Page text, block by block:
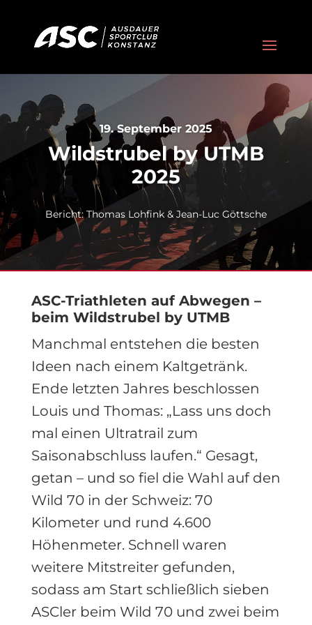
19. September 2025
Wildstrubel by UTMB
2025
Bericht: Thomas Lohfink & Jean-Luc Göttsche
ASC-Triathleten auf Abwegen –
beim Wildstrubel by UTMB
Manchmal entstehen die besten
Ideen nach einem Kaltgetränk.
Ende letzten Jahres beschlossen
Louis und Thomas: „Lass uns doch
mal einen Ultratrail zum
Saisonabschluss laufen.“ Gesagt,
getan – und so fiel die Wahl auf den
Wild 70 in der Schweiz: 70
Kilometer und rund 4.600
Höhenmeter. Schnell waren
weitere Mitstreiter gefunden,
sodass am Start schließlich sieben
ASCler beim Wild 70 und zwei beim